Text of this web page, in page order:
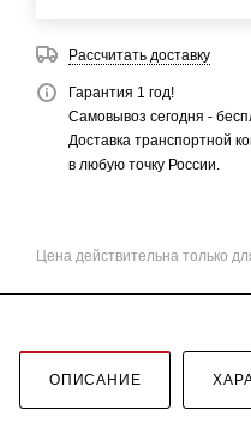
Рассчитать доставку
Гарантия 1 год!
Самовывоз сегодня -
Доставка транспортной
в любую точку России.
Цена действительна только
ОПИСАНИЕ